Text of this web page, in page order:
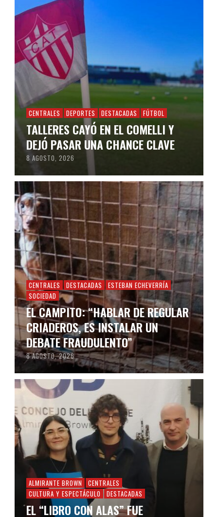
CENTRALES DEPORTES DESTACADAS FÚTBOL
TALLERES CAYÓ EN EL COMELLI Y
DEJÓ PASAR UNA CHANCE CLAVE
8 AGOSTO, 2026
CENTRALES DESTACADAS
ESTEBAN ECHEVERRÍA
SOCIEDAD
EL CAMPITO: “HABLAR DE REGULAR
CRIADEROS, ES INSTALAR UN
DEBATE FRAUDULENTO”
8 AGOSTO, 2026
ALMIRANTE BROWN
CENTRALES
CULTURA Y ESPECTÁCULO
DESTACADAS
EL “LIBRO CON ALAS” FUE